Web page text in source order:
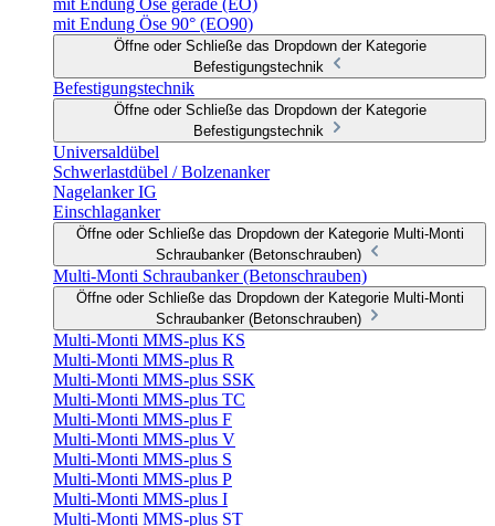
mit Endung Öse gerade (EO)
mit Endung Öse 90° (EO90)
Öffne oder Schließe das Dropdown der Kategorie
Befestigungstechnik
Befestigungstechnik
Öffne oder Schließe das Dropdown der Kategorie
Befestigungstechnik
Universaldübel
Schwerlastdübel / Bolzenanker
Nagelanker IG
Einschlaganker
Öffne oder Schließe das Dropdown der Kategorie Multi-Monti
Schraubanker (Betonschrauben)
Multi-Monti Schraubanker (Betonschrauben)
Öffne oder Schließe das Dropdown der Kategorie Multi-Monti
Schraubanker (Betonschrauben)
Multi-Monti MMS-plus KS
Multi-Monti MMS-plus R
Multi-Monti MMS-plus SSK
Multi-Monti MMS-plus TC
Multi-Monti MMS-plus F
Multi-Monti MMS-plus V
Multi-Monti MMS-plus S
Multi-Monti MMS-plus P
Multi-Monti MMS-plus I
Multi-Monti MMS-plus ST